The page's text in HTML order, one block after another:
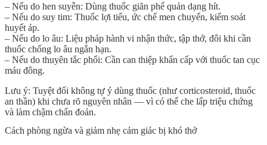
– Nếu do hen suyễn: Dùng thuốc giãn phế quản dạng hít.
– Nếu do suy tim: Thuốc lợi tiểu, ức chế men chuyển, kiểm soát
huyết áp.
– Nếu do lo âu: Liệu pháp hành vi nhận thức, tập thở, đôi khi cần
thuốc chống lo âu ngắn hạn.
– Nếu do thuyên tắc phổi: Cần can thiệp khẩn cấp với thuốc tan cục
máu đông.
Lưu ý: Tuyệt đối không tự ý dùng thuốc (như corticosteroid, thuốc
an thần) khi chưa rõ nguyên nhân — vì có thể che lấp triệu chứng
và làm chậm chẩn đoán.
Cách phòng ngừa và giảm nhẹ cảm giác bị khó thở